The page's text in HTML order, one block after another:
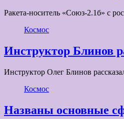
Ракета-носитель «Союз-2.1б» с
Космос
Инструктор Блинов
Инструктор Олег Блинов
Космос
Названы основные